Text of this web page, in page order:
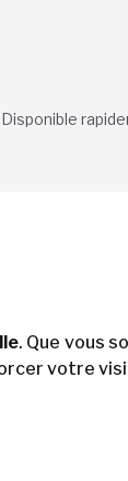
Disponible
. Que vous
votre